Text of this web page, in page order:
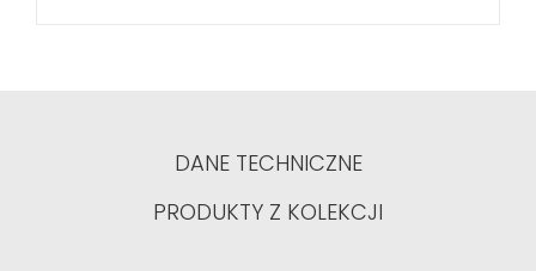
DANE TECHNICZNE
PRODUKTY Z KOLEKCJI